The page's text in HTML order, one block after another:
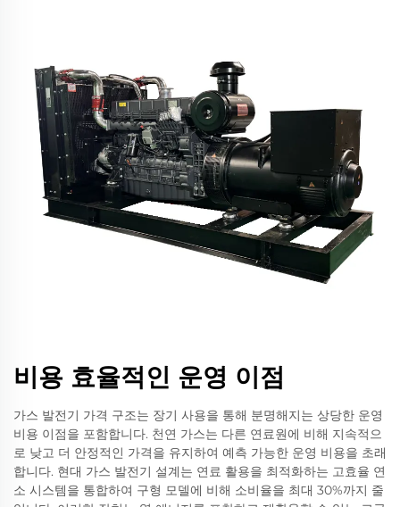
비용 효율적인 운영 이점
가스 발전기 가격 구조는 장기 사용을 통해 분명해지는 상당한 운영
비용 이점을 포함합니다. 천연 가스는 다른 연료원에 비해 지속적으
로 낮고 더 안정적인 가격을 유지하여 예측 가능한 운영 비용을 초래
합니다. 현대 가스 발전기 설계는 연료 활용을 최적화하는 고효율 연
소 시스템을 통합하여 구형 모델에 비해 소비율을 최대 30%까지 줄